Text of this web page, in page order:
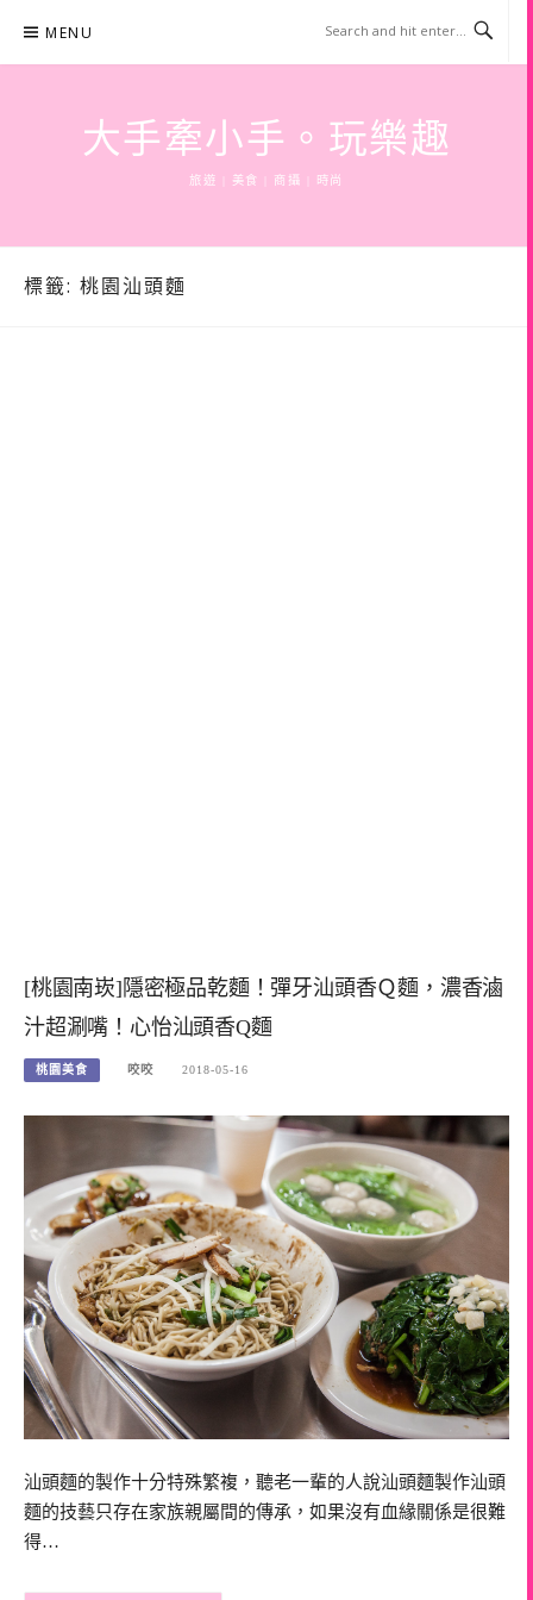
content
MENU
大手牽小手。玩樂趣
旅遊 | 美食 | 商攝 | 時尚
標籤: 桃園汕頭麵
[桃園南崁]隱密極品乾麵！彈牙汕頭香Ｑ麵，濃香滷
汁超涮嘴！心怡汕頭香Q麵
桃園美食 咬咬 2018-05-16
汕頭麵的製作十分特殊繁複，聽老一輩的人說汕頭麵製作汕頭
麵的技藝只存在家族親屬間的傳承，如果沒有血緣關係是很難
得…